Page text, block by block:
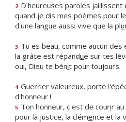
2 D'heureuses paroles jaillissent
quand je dis mes poèmes pour
d'une langue aussi vive que la plu
3 Tu es beau, comme aucun des
la grâce est répandue sur tes
oui, Dieu te bénit pour toujours.
4 Guerrier valeureux, porte
d'honneur !
5 Ton honneur, c'est de courir
pour la justice, la clémence et la